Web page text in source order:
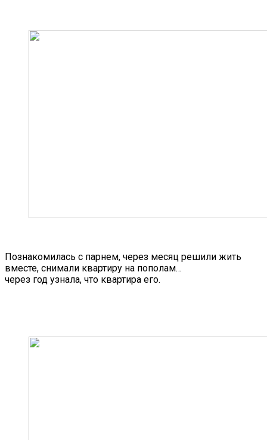
Познакомилась с парнем, через месяц решили жить
вместе, снимали квартиру на пополам…
через год узнала, что квартира его.